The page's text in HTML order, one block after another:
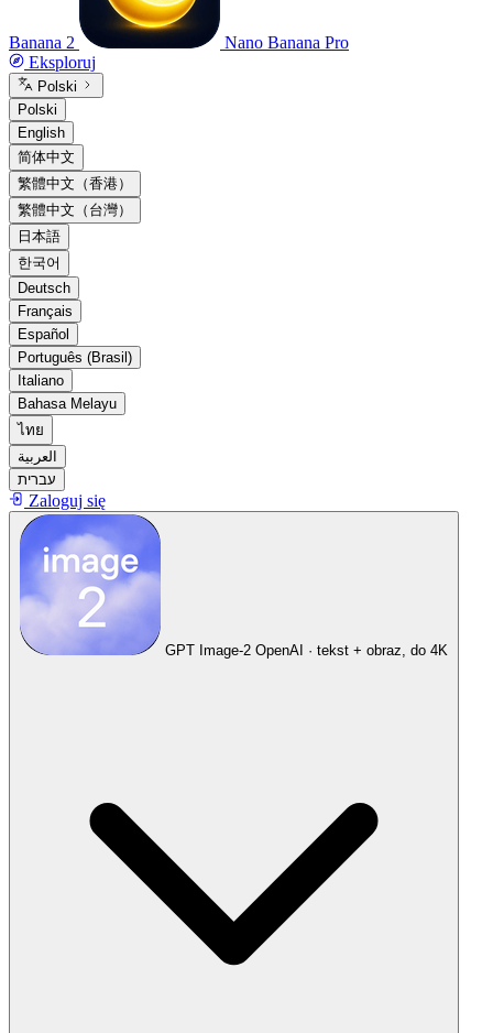
Banana 2
Nano Banana Pro
Eksploruj
Polski
Polski
English
简体中文
繁體中文（香港）
繁體中文（台灣）
日本語
한국어
Deutsch
Français
Español
Português (Brasil)
Italiano
Bahasa Melayu
ไทย
العربية
עברית
Zaloguj się
GPT Image-2 OpenAI · tekst + obraz, do 4K